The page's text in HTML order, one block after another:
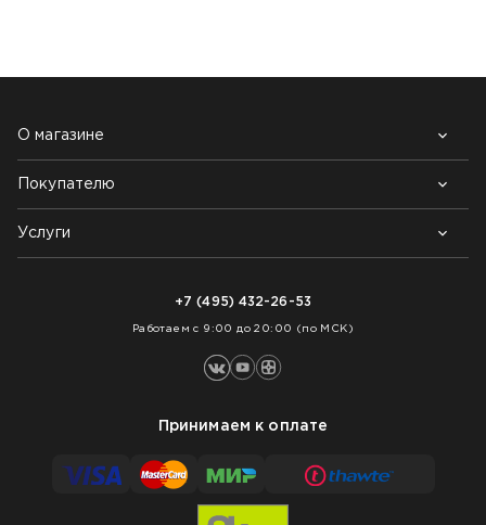
О магазине
Почему выбирают нас
Контакты
Блог
Покупателю
Возврат товара
Как заказать
Услуги
+7 (495) 432-26-53
Работаем с 9:00 до 20:00 (по МСК)
Принимаем к оплате